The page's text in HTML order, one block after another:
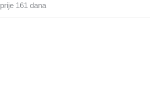
prije 161 dana